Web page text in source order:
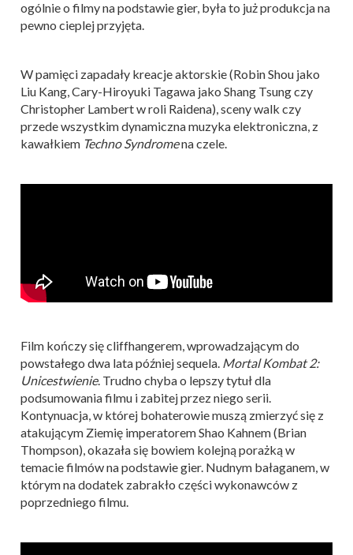
ogólnie o filmy na podstawie gier, była to już produkcja na
pewno cieplej przyjęta.
W pamięci zapadały kreacje aktorskie (Robin Shou jako
Liu Kang, Cary-Hiroyuki Tagawa jako Shang Tsung czy
Christopher Lambert w roli Raidena), sceny walk czy
przede wszystkim dynamiczna muzyka elektroniczna, z
kawałkiem Techno Syndromena czele.
Film kończy się cliffhangerem, wprowadzającym do
powstałego dwa lata później sequela. Mortal Kombat 2:
Unicestwienie. Trudno chyba o lepszy tytuł dla
podsumowania filmu i zabitej przez niego serii.
Kontynuacja, w której bohaterowie muszą zmierzyć się z
atakującym Ziemię imperatorem Shao Kahnem (Brian
Thompson), okazała się bowiem kolejną porażką w
temacie filmów na podstawie gier. Nudnym bałaganem, w
którym na dodatek zabrakło części wykonawców z
poprzedniego filmu.